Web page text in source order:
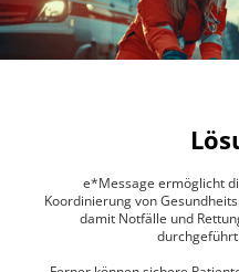
e*Message ermöglicht
Koordinierung von
damit Notfälle und